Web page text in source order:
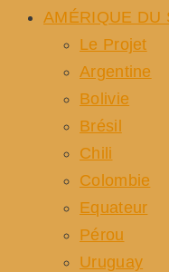
AMÉRIQUE DU
Le Projet
Argentine
Bolivie
Brésil
Chili
Colombie
Equateur
Pérou
Uruguay